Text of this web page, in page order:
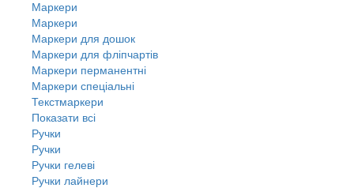
Маркери
Маркери
Маркери для дошок
Маркери для фліпчартів
Маркери перманентні
Маркери спеціальні
Текстмаркери
Показати всі
Ручки
Ручки
Ручки гелеві
Ручки лайнери